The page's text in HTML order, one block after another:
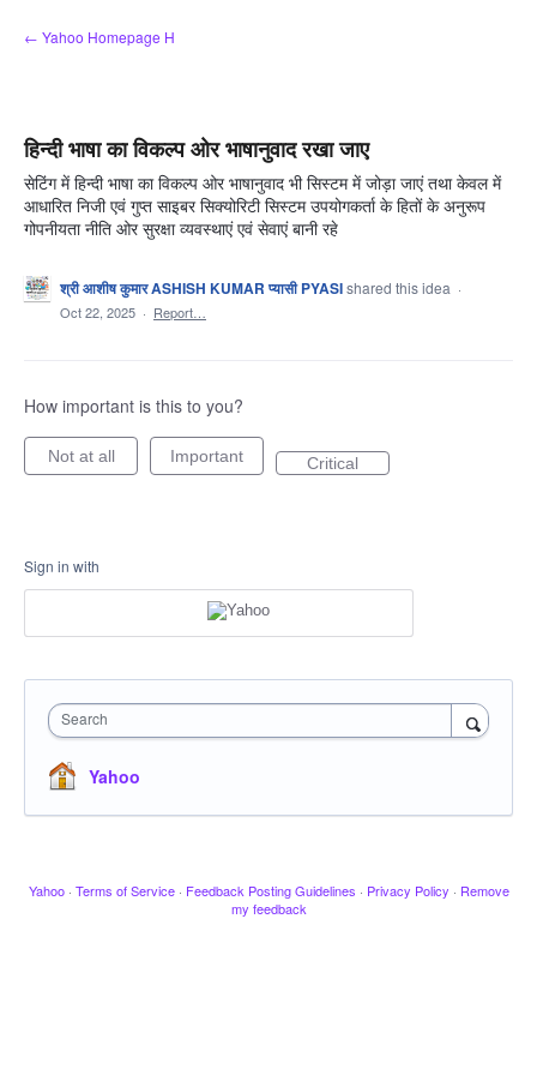
Skip
to
← Yahoo Homepage H
हिन्दी भाषा का विकल्प ओर भाषानुवाद रखा जाए
सेटिंग में हिन्दी भाषा का विकल्प ओर भाषानुवाद भी सिस्टम में जोड़ा जाएं तथा केवल में
आधारित निजी एवं गुप्त साइबर सिक्योरिटी सिस्टम उपयोगकर्ता के हितों के अनुरूप
गोपनीयता नीति ओर सुरक्षा व्यवस्थाएं एवं सेवाएं बानी रहे
श्री आशीष कुमार ASHISH KUMAR प्यासी PYASIshared this idea ·
Oct 22, 2025 · Report…
How important is this to you?
Not at all Important Critical
Sign in with
Search
Yahoo
Yahoo · Terms of Service · Feedback Posting Guidelines · Privacy Policy · Remove
my feedback